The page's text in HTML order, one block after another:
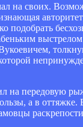
на своих.
подобрать
на передовую
а в